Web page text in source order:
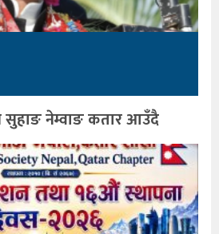
सुहाङ नेम्वाङ कतार आउँदै